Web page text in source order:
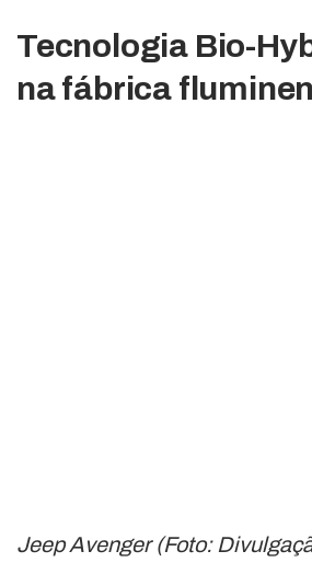
Tecnologia Bio-
na fábrica
Jeep Avenger (Foto: